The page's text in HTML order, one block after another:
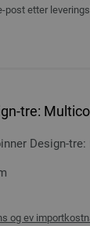
etter
tre:
Design-
og ev